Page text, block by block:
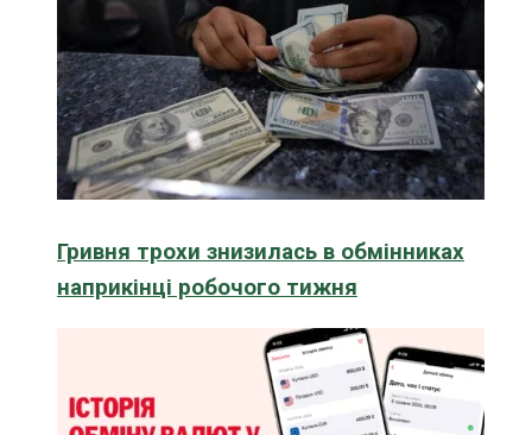
Гривня трохи знизилась в обмінниках
наприкінці робочого тижня